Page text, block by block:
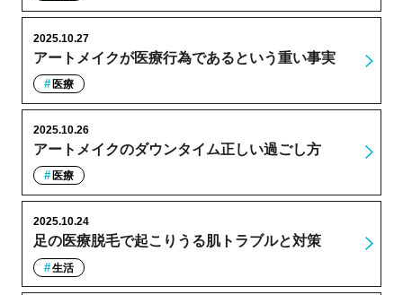
アートメイクが医療行為であるという重い事実
2025.10.27
医療
アートメイクのダウンタイム正しい過ごし方
2025.10.26
医療
足の医療脱毛で起こりうる肌トラブルと対策
2025.10.24
生活